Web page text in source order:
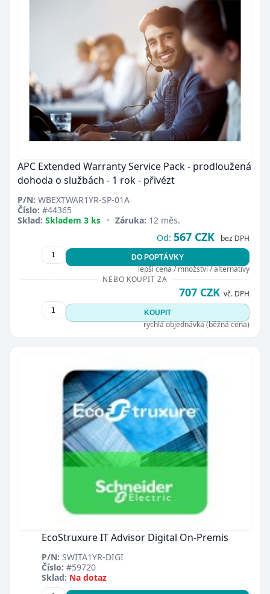
APC Extended Warranty Service Pack - prodloužená
dohoda o službách - 1 rok - přivézt
P/N: WBEXTWAR1YR-SP-01A
Číslo: #44365
Sklad: Skladem 3 ks • Záruka: 12 měs.
Od: 567 CZK bez DPH
DO POPTÁVKY
lepší cena / množství / alternativy
NEBO KOUPIT ZA
707 CZK vč. DPH
KOUPIT
rychlá objednávka (běžná cena)
EcoStruxure IT Advisor Digital On-Premis
P/N: SWITA1YR-DIGI
Číslo: #59720
Sklad: Na dotaz